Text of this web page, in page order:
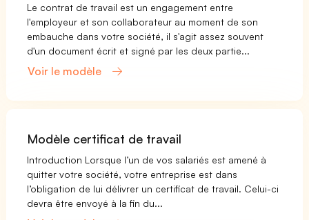
Le contrat de travail est un engagement entre
l'employeur et son collaborateur au moment de son
embauche dans votre société, il s'agit assez souvent
d'un document écrit et signé par les deux partie...
Voir le modèle
Modèle certificat de travail
Introduction Lorsque l’un de vos salariés est amené à
quitter votre société, votre entreprise est dans
l’obligation de lui délivrer un certificat de travail. Celui-ci
devra être envoyé à la fin du...